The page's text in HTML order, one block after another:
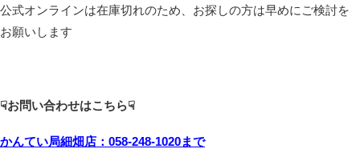
公式オンラインは在庫切れのため、お探しの方は早めにご検討を
お願いします
☟お問い合わせはこちら☟
かんてい局細畑店：058-248-1020まで